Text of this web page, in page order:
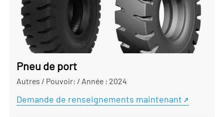
Pneu de port
Autres / Pouvoir: / Année : 2024
Demande de renseignements maintenant